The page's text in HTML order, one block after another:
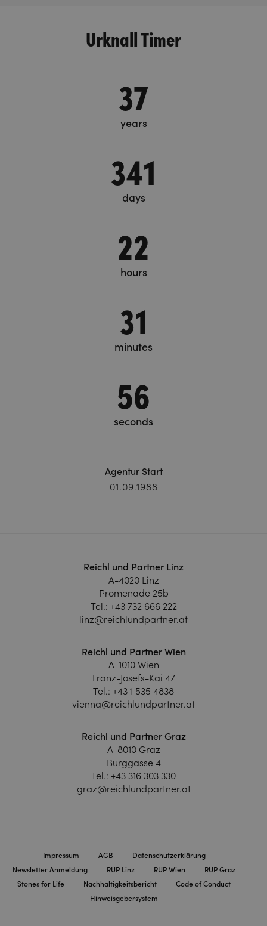
Urknall Timer
37
years
341
days
22
hours
31
minutes
57
seconds
Agentur Start
01.09.1988
Reichl und Partner Linz
A-4020 Linz
Promenade 25b
Tel.: +43 732 666 222
linz@reichlundpartner.at
Reichl und Partner Wien
A-1010 Wien
Franz-Josefs-Kai 47
Tel.: +43 1 535 4838
vienna@reichlundpartner.at
Reichl und Partner Graz
A-8010 Graz
Burggasse 4
Tel.: +43 316 303 330
graz@reichlundpartner.at
Impressum AGB
Datenschutzerklärung
Newsletter Anmeldung
RUP Linz RUP Wien
RUP Graz
Stones for Life
Nachhaltigkeitsbericht
Code of Conduct
Hinweisgebersystem